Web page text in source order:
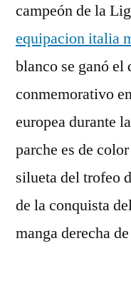
campeón de la
equipacion italia
blanco se ganó el
conmemorativo
europea durante
parche es de
silueta del trofeo
de la conquista
manga derecha